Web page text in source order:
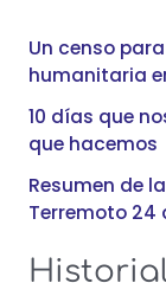
Un censo
humanitaria
10 días que
que hacemos
Resumen de
Terremoto 24